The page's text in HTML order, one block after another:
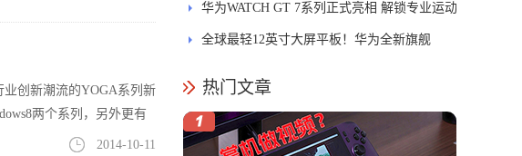
业创新潮流的YOGA系列新
两个系列，另外更有
2014-10-11
录
华为WATCH GT 7系列正式亮相 解锁专业运动
新体验
全球最轻12英寸大屏平板！华为全新旗舰
热门文章